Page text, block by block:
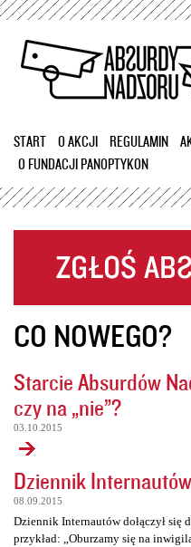
Przejdź
treści
START O AKCJI REGULAMIN
O FUNDACJI PANOPTYKON
CO NOWEGO?
Starcie Absurdów
czy na „nie”?
03.10.2015
Dziennik
08.09.2015
Dziennik Internautów dołączył się
przykład: „Oburzamy się na